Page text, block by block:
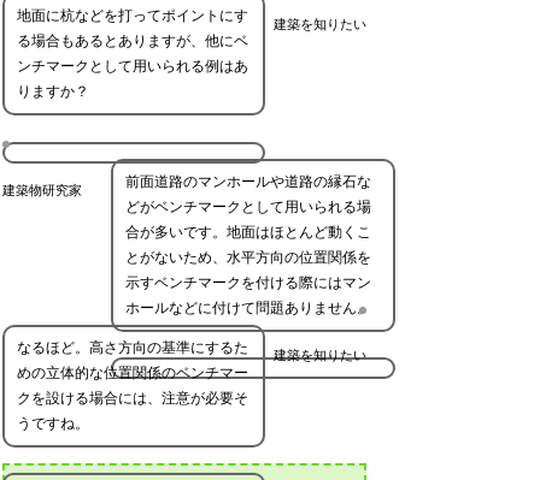
建築を知りたい
地面に杭などを打ってポイントにす
る場合もあるとありますが、他にベ
ンチマークとして用いられる例はあ
りますか？
建築物研究家
前面道路のマンホールや道路の縁石な
どがベンチマークとして用いられる場
合が多いです。地面はほとんど動くこ
とがないため、水平方向の位置関係を
示すベンチマークを付ける際にはマン
ホールなどに付けて問題ありません。
建築を知りたい
なるほど。高さ方向の基準にするた
めの立体的な位置関係のベンチマー
クを設ける場合には、注意が必要そ
うですね。